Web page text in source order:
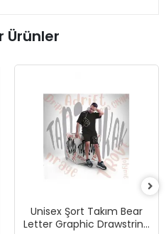
Ürünler
Unisex Şort Takım Bear
Letter Graphic Drawstring